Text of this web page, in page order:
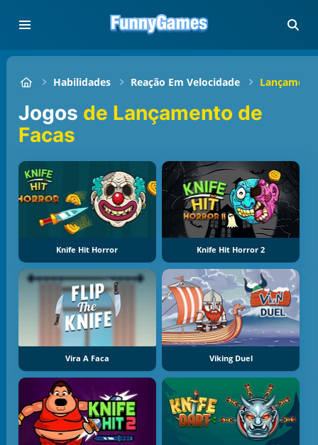
Habilidades Reação Em Velocidade
Jogos de Lançamento de
Facas
Knife Hit Horror Knife Hit Horror 2
Vira A Faca Viking Duel